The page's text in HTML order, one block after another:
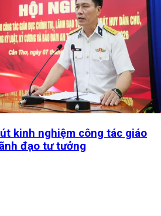
kinh nghiệm công tác giáo
đạo tư tưởng